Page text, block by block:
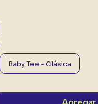
Baby Tee - Clásica